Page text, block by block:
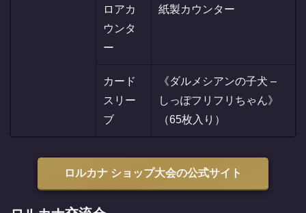
ロアカ
ウンタ
ー
紙製カウンター
カード
スリー
ブ
《ダルメシアンの子犬 –
しっぽフリフリちゃん》
（65枚入り）
ロルカナ ショップ大会の公式サイト